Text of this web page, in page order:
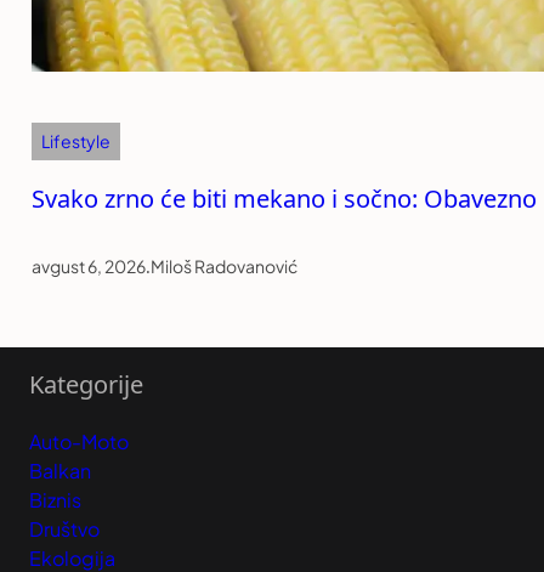
Lifestyle
Svako zrno će biti mekano i sočno:
avgust 6, 2026.Miloš Radovanović
Kategorije
Auto-Moto
Balkan
Biznis
Društvo
Ekologija